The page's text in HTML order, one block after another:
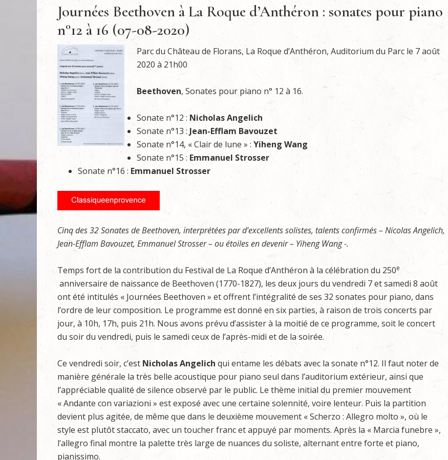
Journées Beethoven à La Roque d’Anthéron : sonates pour piano
n°12 à 16 (07-08-2020)
Parc du Château de Florans, La Roque d’Anthéron, Auditorium du Parc le 7 août
2020 à 21h00
Beethoven, Sonates pour piano n° 12 à 16.
Sonate n°12 : Nicholas Angelich
Sonate n°13 :Jean-Efflam Bavouzet
Sonate n°14, « Clair de lune » : Yiheng Wang
Sonate n°15 : Emmanuel Strosser
Sonate n°16 : Emmanuel Strosser
Cinq des 32 Sonates de Beethoven, interprétées par d’excellents solistes, talents confirmés – Nicolas Angelich,
Jean-Efflam Bavouzet, Emmanuel Strosser – ou étoiles en devenir – Yiheng Wang -.
Temps fort de la contribution du Festival de La Roque d’Anthéron à la célébration du 250e
anniversaire de naissance de Beethoven (1770-1827), les deux jours du vendredi 7 et samedi 8 août
ont été intitulés « Journées Beethoven » et offrent l’intégralité de ses 32 sonates pour piano, dans
l’ordre de leur composition. Le programme est donné en six parties, à raison de trois concerts par
jour, à 10h, 17h, puis 21h. Nous avons prévu d’assister à la moitié de ce programme, soit le concert
du soir du vendredi, puis le samedi ceux de l’après-midi et de la soirée.
Ce vendredi soir, c’est Nicholas Angelich qui entame les débats avec la sonate n°12. Il faut noter de
manière générale la très belle acoustique pour piano seul dans l’auditorium extérieur, ainsi que
l’appréciable qualité de silence observé par le public. Le thème initial du premier mouvement
« Andante con variazioni » est exposé avec une certaine solennité, voire lenteur. Puis la partition
devient plus agitée, de même que dans le deuxième mouvement « Scherzo : Allegro molto », où le
style est plutôt staccato, avec un toucher franc et appuyé par moments. Après la « Marcia funebre »,
l’allegro final montre la palette très large de nuances du soliste, alternant entre forte et piano,
pianissimo.